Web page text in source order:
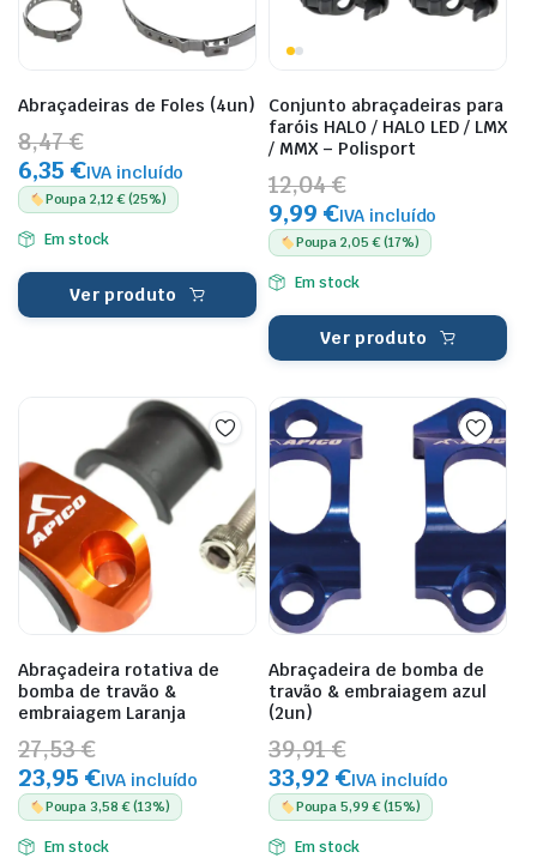
Abraçadeiras de Foles (4un)
8,47 €
6,35 €IVA incluído
Poupa 2,12 € (25%)
Em stock
Ver produto
Conjunto abraçadeiras para
faróis HALO / HALO LED / LMX
/ MMX – Polisport
12,04 €
9,99 €IVA incluído
Poupa 2,05 € (17%)
Em stock
Ver produto
Abraçadeira rotativa de
bomba de travão &
embraiagem Laranja
27,53 €
23,95 €IVA incluído
Poupa 3,58 € (13%)
Em stock
Abraçadeira de bomba de
travão & embraiagem azul
(2un)
39,91 €
33,92 €IVA incluído
Poupa 5,99 € (15%)
Em stock